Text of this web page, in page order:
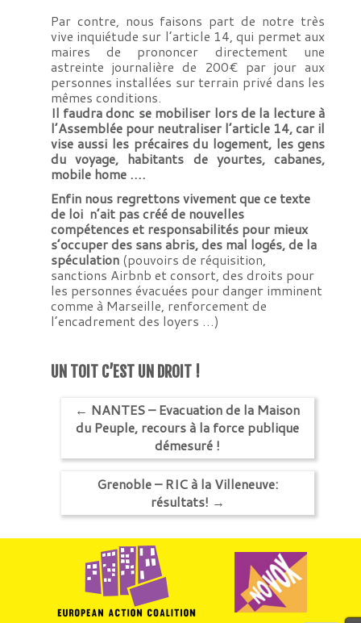
Par contre, nous faisons part de notre très
vive inquiétude sur l’article 14, qui permet aux
maires de prononcer directement une
astreinte journalière de 200€ par jour aux
personnes installées sur terrain privé dans les
mêmes conditions.
Il faudra donc se mobiliser lors de la lecture à
l’Assemblée pour neutraliser l’article 14, car il
vise aussi les précaires du logement, les gens
du voyage, habitants de yourtes, cabanes,
mobile home ….
Enfin nous regrettons vivement que ce texte
de loi n’ait pas créé de nouvelles
compétences et responsabilités pour mieux
s’occuper des sans abris, des mal logés, de la
spéculation (pouvoirs de réquisition,
sanctions Airbnb et consort, des droits pour
les personnes évacuées pour danger imminent
comme à Marseille, renforcement de
l’encadrement des loyers …)
UN TOIT C’EST UN DROIT !
← NANTES – Evacuation de la Maison
du Peuple, recours à la force publique
démesuré !
Grenoble – RIC à la Villeneuve:
résultats! →